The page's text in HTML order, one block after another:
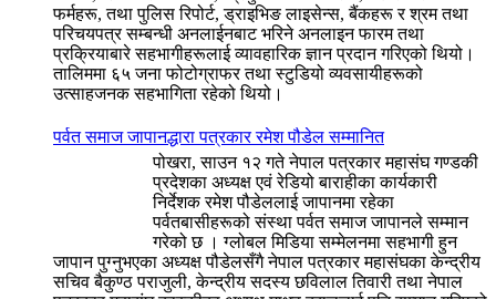
फर्महरू, तथा पुलिस रिपोर्ट, ड्राइभिङ लाइसेन्स, बैंकहरू र श्रम तथा
परिचयपत्र सम्बन्धी अनलाईनबाट भरिने अनलाइन फारम तथा
प्रक्रियाबारे सहभागीहरूलाई व्यावहारिक ज्ञान प्रदान गरिएको थियो।
तालिममा ६५ जना फोटोग्राफर तथा स्टुडियो व्यवसायीहरूको
उत्साहजनक सहभागिता रहेको थियो।
पर्वत समाज जापानद्धारा पत्रकार रमेश पौडेल सम्मानित
पोखरा, साउन १२ गते नेपाल पत्रकार महासंघ गण्डकी
प्रदेशका अध्यक्ष एवं रेडियो बाराहीका कार्यकारी
निर्देशक रमेश पौडेललाई जापानमा रहेका
पर्वतबासीहरूको संस्था पर्वत समाज जापानले सम्मान
गरेको छ । ग्लोबल मिडिया सम्मेलनमा सहभागी हुन
जापान पुग्नुभएका अध्यक्ष पौडेलसँगै नेपाल पत्रकार महासंघका केन्द्रीय
सचिव बैकुण्ठ पराजुली, केन्द्रीय सदस्य छविलाल तिवारी तथा नेपाल